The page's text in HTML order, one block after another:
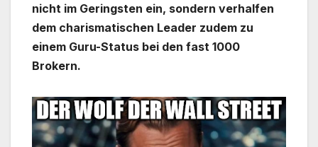
nicht im Geringsten ein, sondern verhalfen
dem charismatischen Leader zudem zu
einem Guru-Status bei den fast 1000
Brokern.